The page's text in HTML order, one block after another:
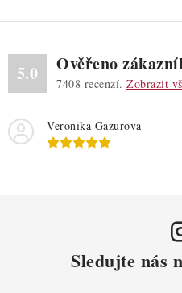
v
ý
i
s
u
5.0 Ověřeno
7408 recenzí. Zobrazit
Veronika Gazurova
Sledujte nás